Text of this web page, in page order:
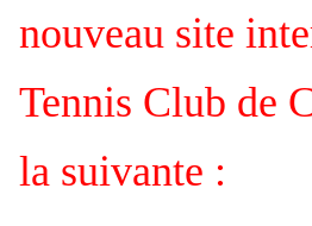
nouveau site
Tennis Club de
la suivante :